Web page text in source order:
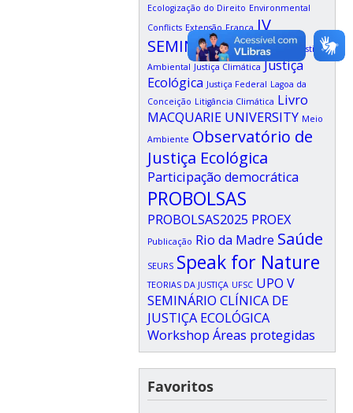
Ecologização do Direito Environmental
Conflicts Extensão França IV
SEMINÁRIO CLÍNICA
Justiça
Ambiental Justiça Climática Justiça
Ecológica Justiça Federal Lagoa da
Conceição Litigância Climática Livro
MACQUARIE UNIVERSITY Meio
Ambiente Observatório de
Justiça Ecológica
Participação democrática
PROBOLSAS
PROBOLSAS2025 PROEX
Publicação Rio da Madre Saúde
SEURS Speak for Nature
TEORIAS DA JUSTIÇA UFSC UPO V
SEMINÁRIO CLÍNICA DE
JUSTIÇA ECOLÓGICA
Workshop Áreas protegidas
Favoritos